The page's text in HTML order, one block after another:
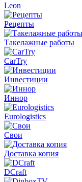
Leon
Рецепты
Такелажные работы
CarTry
Инвестиции
Иннор
Eurologistics
Свои
Доставка копия
DCraft